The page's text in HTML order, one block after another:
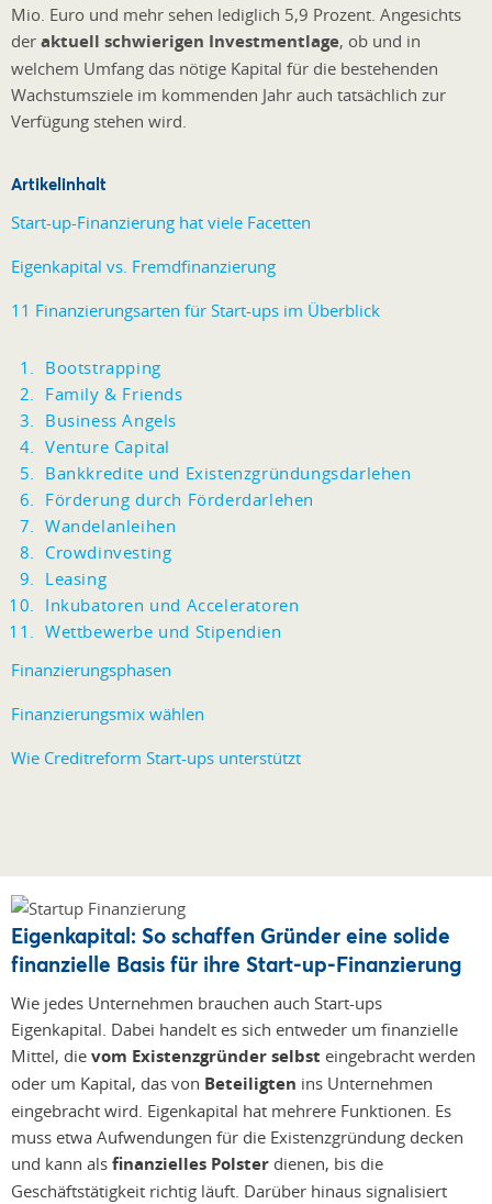
Mio. Euro und mehr sehen lediglich 5,9 Prozent. Angesichts
der aktuell schwierigen Investmentlage, ob und in
welchem Umfang das nötige Kapital für die bestehenden
Wachstumsziele im kommenden Jahr auch tatsächlich zur
Verfügung stehen wird.
Artikelinhalt
Start-up-Finanzierung hat viele Facetten
Eigenkapital vs. Fremdfinanzierung
11 Finanzierungsarten für Start-ups im Überblick
Bootstrapping
Family & Friends
Business Angels
Venture Capital
Bankkredite und Existenzgründungsdarlehen
Förderung durch Förderdarlehen
Wandelanleihen
Crowdinvesting
Leasing
Inkubatoren und Acceleratoren
Wettbewerbe und Stipendien
Finanzierungsphasen
Finanzierungsmix wählen
Wie Creditreform Start-ups unterstützt
Eigenkapital: So schaffen Gründer eine solide
finanzielle Basis für ihre Start-up-Finanzierung
Wie jedes Unternehmen brauchen auch Start-ups
Eigenkapital. Dabei handelt es sich entweder um finanzielle
Mittel, die vom Existenzgründer selbst eingebracht werden
oder um Kapital, das von Beteiligten ins Unternehmen
eingebracht wird. Eigenkapital hat mehrere Funktionen. Es
muss etwa Aufwendungen für die Existenzgründung decken
und kann als finanzielles Polster dienen, bis die
Geschäftstätigkeit richtig läuft. Darüber hinaus signalisiert